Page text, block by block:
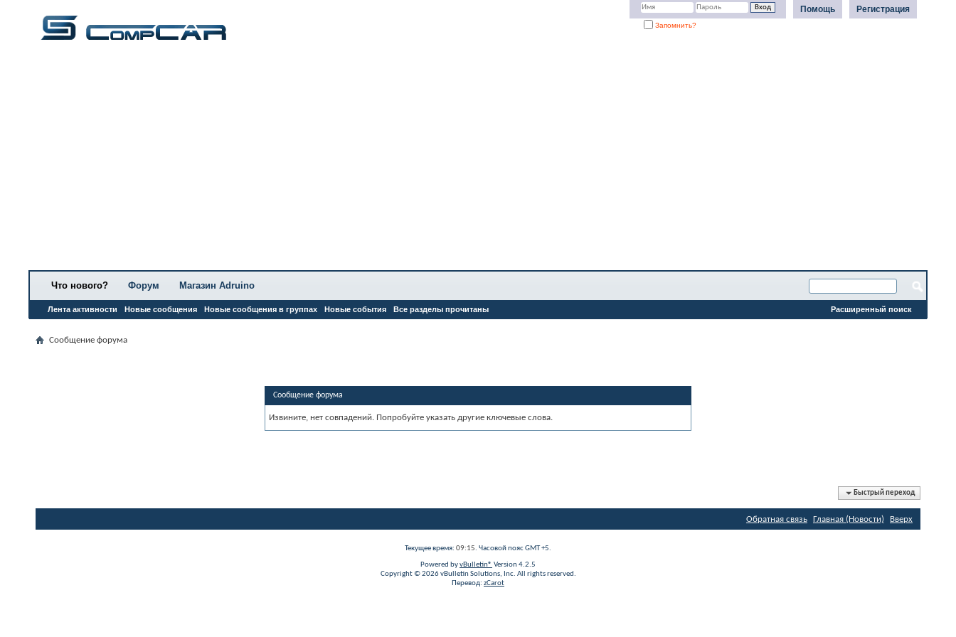
Регистрация
Помощь
Запомнить?
Что нового?
Лента активности Новые сообщения Новые сообщения в группах Новые события Все разделы прочитаны
Форум Магазин Adruino
Расширенный поиск
Сообщение форума
Сообщение форума
Извините, нет совпадений. Попробуйте указать другие ключевые слова.
Быстрый переход
Обратная связь Главная (Новости) Вверх
Текущее время: 09:15. Часовой пояс GMT +5.
Powered byvBulletin® Version 4.2.5
Copyright © 2026 vBulletin Solutions, Inc. All rights reserved.
Перевод: zCarot